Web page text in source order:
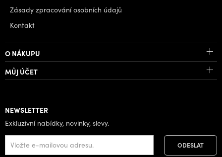
Zásady zpracování osobních údajů
Kontakt
O NÁKUPU
MŮJ ÚČET
NEWSLETTER
Exkluzivní nabídky, novinky, slevy.